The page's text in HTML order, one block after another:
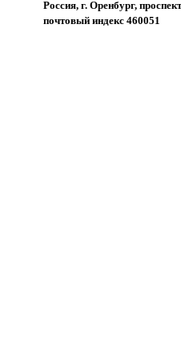
Россия, г. Оренбург,
почтовый индекс 460051